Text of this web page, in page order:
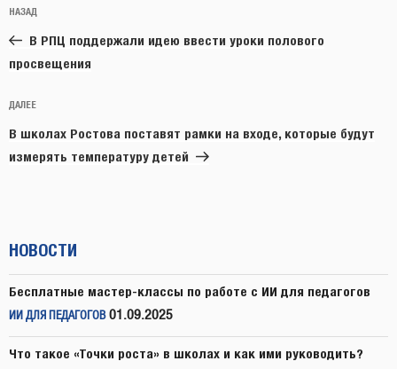
по
записям
Предыдущая
запись:
НАЗАД
В РПЦ поддержали идею ввести уроки полового
просвещения
Следующая
запись
ДАЛЕЕ
В школах Ростова поставят рамки на входе, которые будут
измерять температуру детей
НОВОСТИ
Бесплатные мастер-классы по работе с ИИ для педагогов
ИИ ДЛЯ ПЕДАГОГОВ 01.09.2025
Что такое «Точки роста» в школах и как ими руководить?